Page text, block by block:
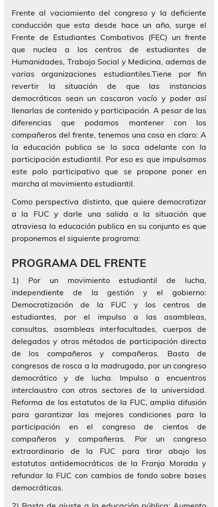
Frente al vaciamiento del congreso y la deficiente
conducción que esta desde hace un año, surge el
Frente de Estudiantes Combativos (FEC) un frente
que nuclea a los centros de estudiantes de
Humanidades, Trabajo Social y Medicina, ademas de
varias organizaciones estudiantiles.Tiene por fin
revertir la situación de que las instancias
democráticas sean un cascaron vacío y poder así
llenarlas de contenido y participación. A pesar de las
diferencias que podamos mantener con los
compañeros del frente, tenemos una cosa en claro: A
la educación publica se la saca adelante con la
participación estudiantil. Por eso es que impulsamos
este polo participativo que se propone poner en
marcha al movimiento estudiantil.
Como perspectiva distinta, que quiere democratizar
a la FUC y darle una salida a la situación que
atraviesa la educación publica en su conjunto es que
proponemos el siguiente programa:
PROGRAMA DEL FRENTE
1) Por un movimiento estudiantil de lucha,
independiente de la gestión y el gobierno:
Democratización de la FUC y los centros de
estudiantes, por el impulso a las asambleas,
consultas, asambleas interfacultades, cuerpos de
delegados y otros métodos de participación directa
de los compañeros y compañeras. Basta de
congresos de rosca a la madrugada, por un congreso
democrático y de lucha. Impulso a encuentros
interclaustro con otros sectores de la universidad.
Reforma de los estatutos de la FUC, amplia difusión
para garantizar las mejores condiciones para la
participación en el congreso de cientos de
compañeros y compañeras. Por un congreso
extraordinario de la FUC para tirar abajo los
estatutos antidemocráticos de la Franja Morada y
refundar la FUC con cambios de fondo sobre bases
democráticas.